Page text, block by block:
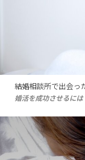
結婚相談所で出会っ
婚活を成功させるには